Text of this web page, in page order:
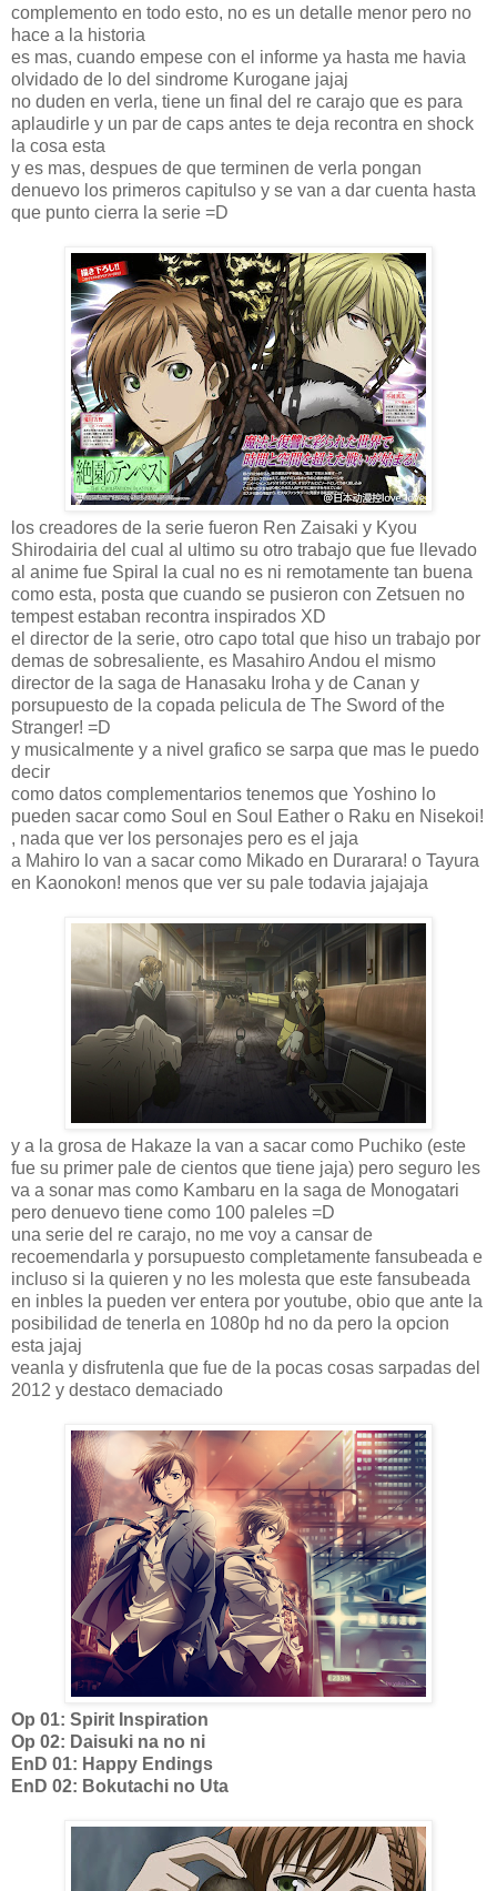
complemento en todo esto, no es un detalle menor pero no
hace a la historia
es mas, cuando empese con el informe ya hasta me havia
olvidado de lo del sindrome Kurogane jajaj
no duden en verla, tiene un final del re carajo que es para
aplaudirle y un par de caps antes te deja recontra en shock
la cosa esta
y es mas, despues de que terminen de verla pongan
denuevo los primeros capitulso y se van a dar cuenta hasta
que punto cierra la serie =D
los creadores de la serie fueron Ren Zaisaki y Kyou
Shirodairia del cual al ultimo su otro trabajo que fue llevado
al anime fue Spiral la cual no es ni remotamente tan buena
como esta, posta que cuando se pusieron con Zetsuen no
tempest estaban recontra inspirados XD
el director de la serie, otro capo total que hiso un trabajo por
demas de sobresaliente, es Masahiro Andou el mismo
director de la saga de Hanasaku Iroha y de Canan y
porsupuesto de la copada pelicula de The Sword of the
Stranger! =D
y musicalmente y a nivel grafico se sarpa que mas le puedo
decir
como datos complementarios tenemos que Yoshino lo
pueden sacar como Soul en Soul Eather o Raku en Nisekoi!
, nada que ver los personajes pero es el jaja
a Mahiro lo van a sacar como Mikado en Durarara! o Tayura
en Kaonokon! menos que ver su pale todavia jajajaja
y a la grosa de Hakaze la van a sacar como Puchiko (este
fue su primer pale de cientos que tiene jaja) pero seguro les
va a sonar mas como Kambaru en la saga de Monogatari
pero denuevo tiene como 100 paleles =D
una serie del re carajo, no me voy a cansar de
recoemendarla y porsupuesto completamente fansubeada e
incluso si la quieren y no les molesta que este fansubeada
en inbles la pueden ver entera por youtube, obio que ante la
posibilidad de tenerla en 1080p hd no da pero la opcion
esta jajaj
veanla y disfrutenla que fue de la pocas cosas sarpadas del
2012 y destaco demaciado
Op 01: Spirit Inspiration
Op 02: Daisuki na no ni
EnD 01: Happy Endings
EnD 02: Bokutachi no Uta